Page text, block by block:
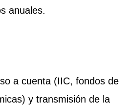
anuales.
a cuenta (IIC, fondos de
y transmisión de la